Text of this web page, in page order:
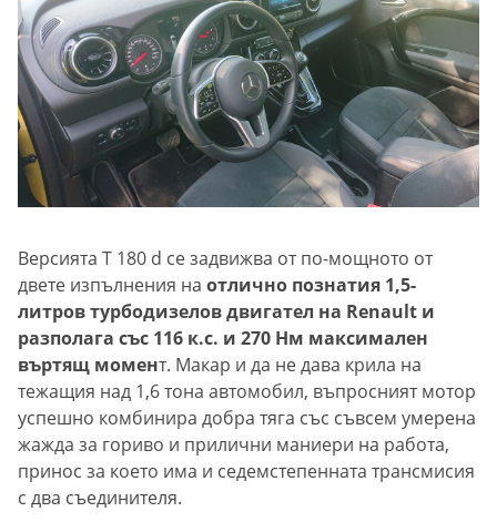
Версията T 180 d се задвижва от по-мощното от
двете изпълнения на отлично познатия 1,5-
литров турбодизелов двигател на Renault и
разполага със 116 к.с. и 270 Нм максимален
въртящ момент. Макар и да не дава крила на
тежащия над 1,6 тона автомобил, въпросният мотор
успешно комбинира добра тяга със съвсем умерена
жажда за гориво и прилични маниери на работа,
принос за което има и седемстепенната трансмисия
с два съединителя.